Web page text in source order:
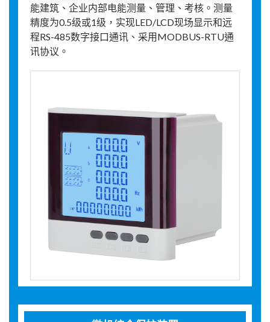
能建筑、企业内部电能测量、管理、考核。测量
精度为0.5级或1级，实现LED/LCD现场显示和远
程RS-485数字接口通讯、采用MODBUS-RTU通
讯协议。